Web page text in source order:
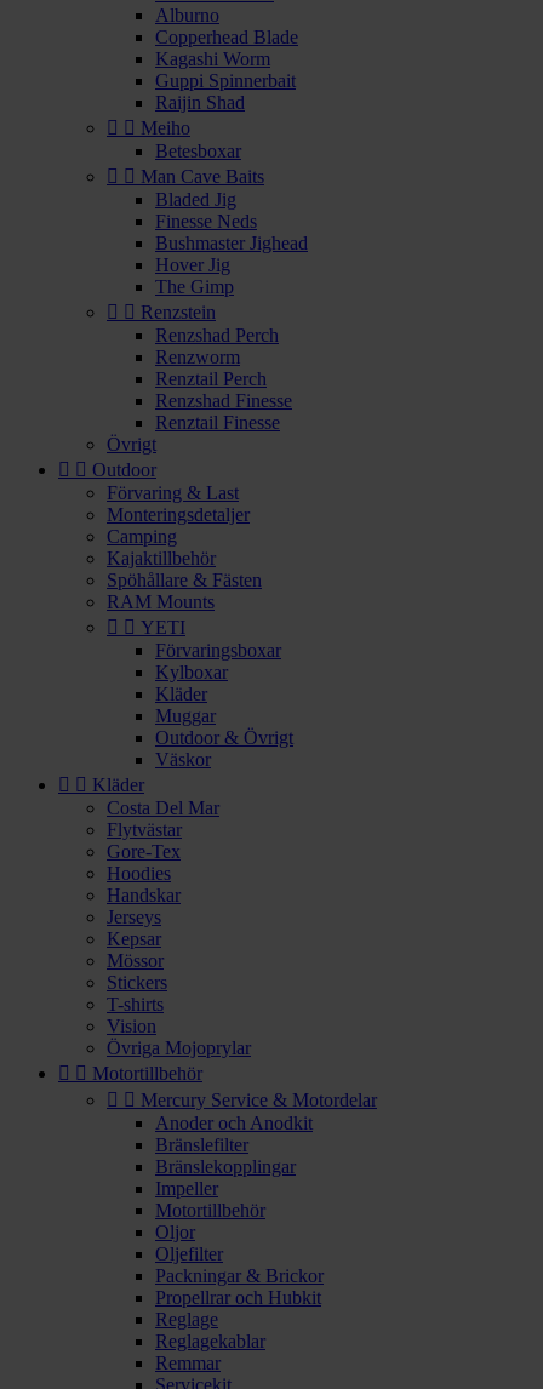
Alburno
Copperhead Blade
Kagashi Worm
Guppi Spinnerbait
Raijin Shad
  Meiho
Betesboxar
  Man Cave Baits
Bladed Jig
Finesse Neds
Bushmaster Jighead
Hover Jig
The Gimp
  Renzstein
Renzshad Perch
Renzworm
Renztail Perch
Renzshad Finesse
Renztail Finesse
Övrigt
  Outdoor
Förvaring & Last
Monteringsdetaljer
Camping
Kajaktillbehör
Spöhållare & Fästen
RAM Mounts
  YETI
Förvaringsboxar
Kylboxar
Kläder
Muggar
Outdoor & Övrigt
Väskor
  Kläder
Costa Del Mar
Flytvästar
Gore-Tex
Hoodies
Handskar
Jerseys
Kepsar
Mössor
Stickers
T-shirts
Vision
Övriga Mojoprylar
  Motortillbehör
  Mercury Service & Motordelar
Anoder och Anodkit
Bränslefilter
Bränslekopplingar
Impeller
Motortillbehör
Oljor
Oljefilter
Packningar & Brickor
Propellrar och Hubkit
Reglage
Reglagekablar
Remmar
Servicekit